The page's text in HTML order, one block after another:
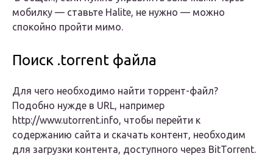
мобилку — ставьте Halite, не нужно — можно
спокойно пройти мимо.
Поиск .torrent файла
Для чего необходимо найти торрент-файл?
Подобно нужде в URL, например
http://www.utorrent.info, чтобы перейти к
содержанию сайта и скачать контент, необходим
для загрузки контента, доступного через BitTorrent.